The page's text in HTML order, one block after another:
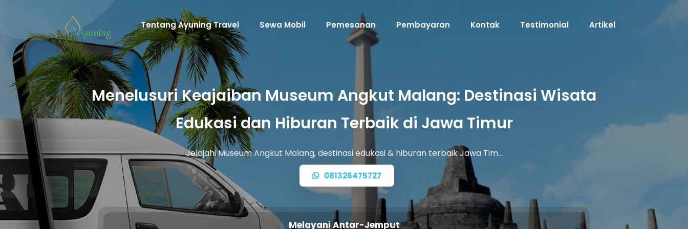
Tentang Ayuning Travel Sewa Mobil Pemesanan Pembayaran Kontak Testimonial Artikel
Menelusuri Keajaiban Museum Angkut Malang: Destinasi Wisata
Edukasi dan Hiburan Terbaik di Jawa Timur
Jelajahi Museum Angkut Malang, destinasi edukasi & hiburan terbaik Jawa Tim…
081326475727
Melayani Antar-Jemput